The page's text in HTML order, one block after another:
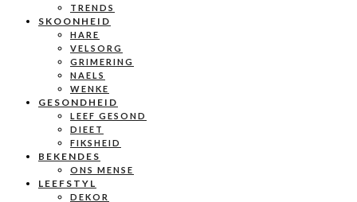
TRENDS
SKOONHEID
HARE
VELSORG
GRIMERING
NAELS
WENKE
GESONDHEID
LEEF GESOND
DIEET
FIKSHEID
BEKENDES
ONS MENSE
LEEFSTYL
DEKOR